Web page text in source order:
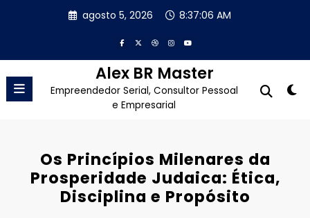
agosto 5, 2026 8:37:08 AM
Alex BR Master
Empreendedor Serial, Consultor Pessoal
e Empresarial
Os Princípios Milenares da
Prosperidade Judaica: Ética,
Disciplina e Propósito